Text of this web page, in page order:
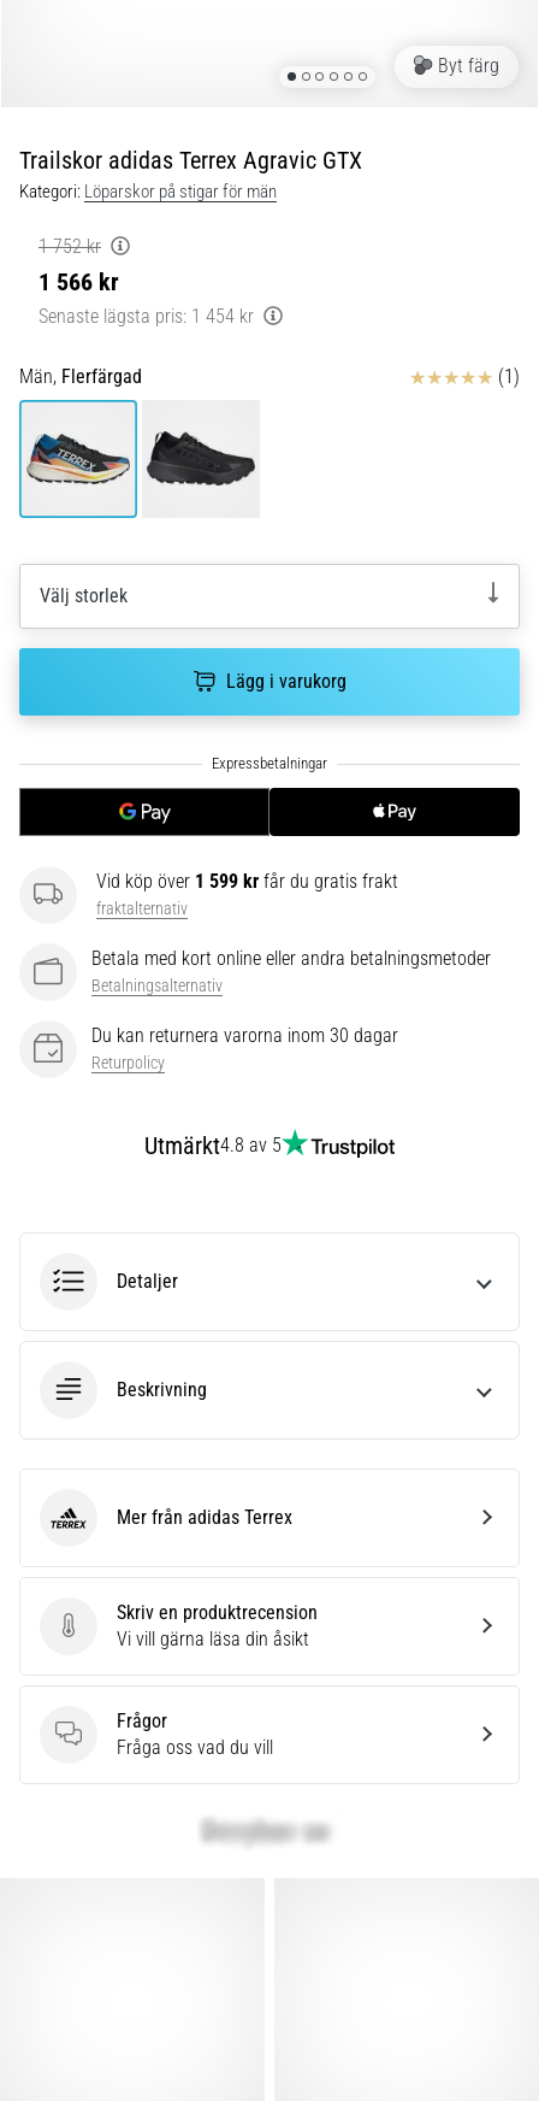
är
de
och
hur
genomförs
de?
testar
shuttle
run
snabbhet,
smidighet
och
Hur
utförs
det
korrekt,
Löparknä:
behandling
och
förebyggande
åtgärder
Löparknä,
är
mycket
hälsoproblem
löpare
av.
Vad…
alla
artiklar
Byt färg
Trailskor adidas Terrex Agravic GTX
Kategori: Löparskor på stigar för män
1 752 kr
1 566 kr
Senaste lägsta pris: 1 454 kr
Män, Flerfärgad Recensioner (1)
Välj storlek
Lägg i varukorg
Vid köp över 1 599 kr får du gratis frakt
fraktalternativ
Betala med kort online eller andra betalningsmetoder
Betalningsalternativ
Du kan returnera varorna inom 30 dagar
Returpolicy
Utmärkt4.8 av 5
Detaljer
Beskrivning
Skriv en produktrecension
Skriv en produktrecension
Vi vill gärna läsa din åsikt
Frågor
Frågor
Fråga oss vad du vill
adidas TerrexMer från adidas Terrex